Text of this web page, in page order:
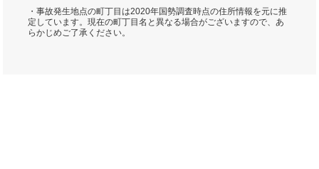
・事故発生地点の町丁目は2020年国勢調査時点の住所情報を元に推
定しています。現在の町丁目名と異なる場合がございますので、あ
らかじめご了承ください。